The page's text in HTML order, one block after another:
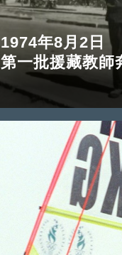
1974年8月2日
第一批援藏教師